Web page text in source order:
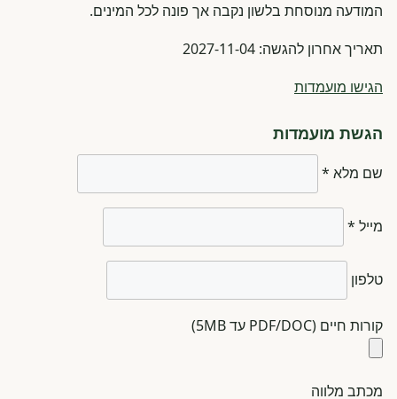
המודעה מנוסחת בלשון נקבה אך פונה לכל המינים.
תאריך אחרון להגשה: 2027-11-04
הגישו מועמדות
הגשת מועמדות
שם מלא *
מייל *
טלפון
קורות חיים (PDF/DOC עד 5MB)
מכתב מלווה